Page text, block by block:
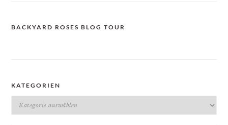
BACKYARD ROSES BLOG TOUR
KATEGORIEN
Kategorien